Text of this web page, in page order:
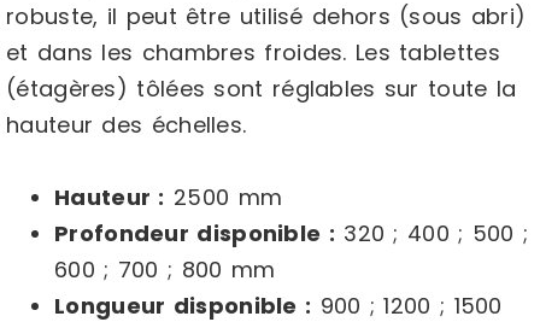
robuste, il peut être utilisé dehors (sous abri)
et dans les chambres froides. Les tablettes
(étagères) tôlées sont réglables sur toute la
hauteur des échelles.
Hauteur : 2500 mm
Profondeur disponible : 320 ; 400 ; 500 ;
600 ; 700 ; 800 mm
Longueur disponible : 900 ; 1200 ; 1500